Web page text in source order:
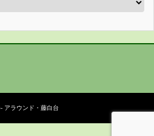
アラウンド・藤白台